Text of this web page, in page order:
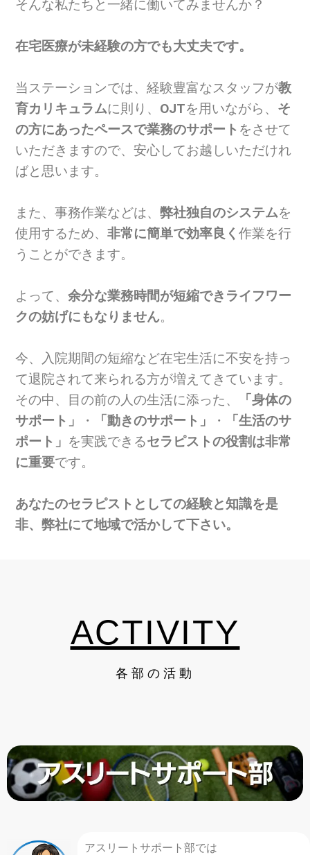
そんな私たちと一緒に働いてみませんか？
在宅医療が未経験の方でも大丈夫です。
当ステーションでは、経験豊富なスタッフが教
育カリキュラムに則り、 OJTを用いながら、 そ
の方にあったペースで業務のサポート をさせて
いただきますので、安心してお越しいただけれ
ばと思います。
また、事務作業などは、弊社独自のシステムを
使用するため、非常に簡単で効率良く作業を行
うことができます。
よって、余分な業務時間が短縮できライフワー
クの妨げにもなりません。
今、入院期間の短縮など在宅生活に不安を持っ
て退院されて来られる方が増えてきています。
その中、目の前の人の生活に添った、
「身体の
サポート」
・ 「動きのサポート」 ・
「生活のサ
ポート」 を実践できるセラピストの役割は非常
に重要です。
あなたのセラピストとしての経験と知識を是
非、弊社にて地域で活かして下さい。
ACTIVITY
各部の活動
アスリートサポート部では